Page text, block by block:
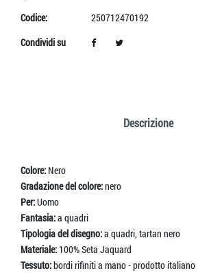
Codice:
250712470192
Condividi su
Descrizione
Colore: Nero
Gradazione del colore:nero
Per:Uomo
Fantasia:a quadri
Tipologia del disegno:a quadri, tartan nero
Materiale: 100% Seta Jaquard
Tessuto:bordi rifiniti a mano - prodotto italiano